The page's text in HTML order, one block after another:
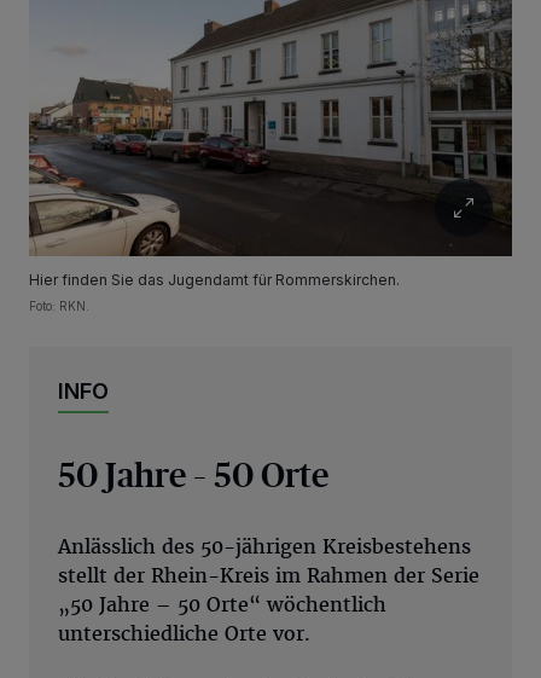
Hier finden Sie das Jugendamt für Rommerskirchen.
Foto: RKN.
INFO
50 Jahre – 50 Orte
Anlässlich des 50-jährigen Kreisbestehens
stellt der Rhein-Kreis im Rahmen der Serie
„50 Jahre – 50 Orte“ wöchentlich
unterschiedliche Orte vor.